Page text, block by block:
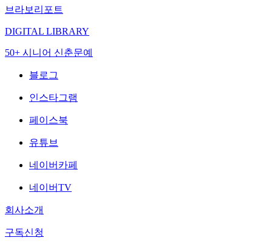
브라보리포트
DIGITAL LIBRARY
50+ 시니어 신춘문예
블로그
인스타그램
페이스북
유튜브
네이버카페
네이버TV
회사소개
구독신청